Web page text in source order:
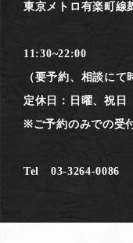
東京メトロ有楽町
11:30~22:00
（要予約、相談にて
定休日：日曜、祝日
※ご予約のみでの受
Tel 03-3264-0086